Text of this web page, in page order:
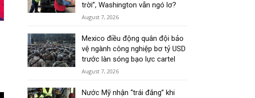
trời”, Washington vẫn ngó lơ?
August 7, 2026
Mexico điều động quân đội bảo
vệ ngành công nghiệp bơ tỷ USD
trước làn sóng bạo lực cartel
August 7, 2026
Nước Mỹ nhận “trái đắng” khi